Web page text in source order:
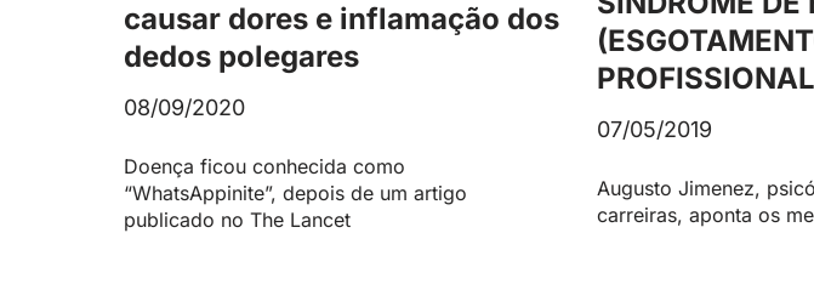
causar dores e inflamação dos
dedos polegares
08/09/2020
Doença ficou conhecida como
“WhatsAppinite”, depois de um artigo
publicado no The Lancet
07/05/2019
Augusto Jimenez,
carreiras, aponta os